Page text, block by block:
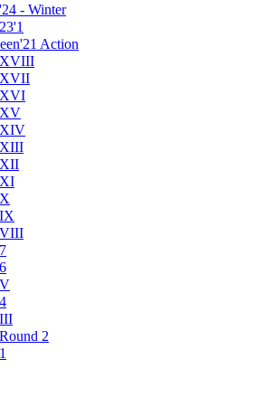
- Winter
Action
2